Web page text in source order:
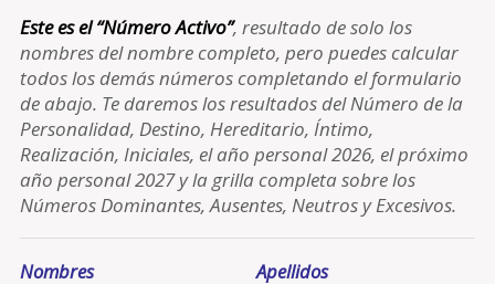
Este es el “Número Activo”, resultado de solo los
nombres del nombre completo, pero puedes calcular
todos los demás números completando el formulario
de abajo. Te daremos los resultados del Número de la
Personalidad, Destino, Hereditario, Íntimo,
Realización, Iniciales, el año personal 2026, el próximo
año personal 2027 y la grilla completa sobre los
Números Dominantes, Ausentes, Neutros y Excesivos.
Nombres Apellidos